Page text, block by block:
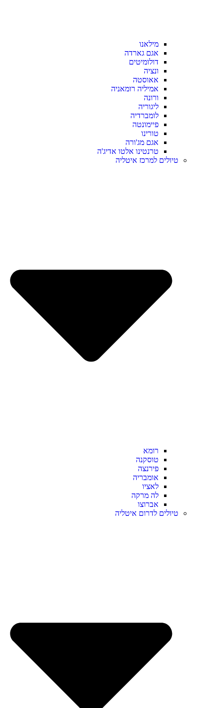
מילאנו
אגם גארדה
דולומיטים
ונציה
אאוסטה
אמיליה רומאניה
ורונה
ליגוריה
לומברדיה
פיימונטה
טורינו
אגם מג'ורה
טרנטינו אלטו אדיג'ה
טיולים למרכז איטליה
רומא
טוסקנה
פירנצה
אומבריה
לאציו
לה מרקה
אברוצו
טיולים לדרום איטליה